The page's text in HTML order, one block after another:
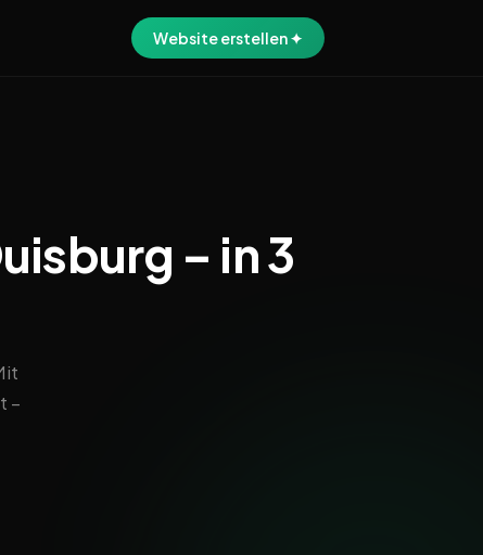
Website erstellen ✦
– in 3
–